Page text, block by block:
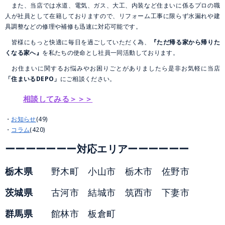
また、当店では水道、電気、ガス、大工、内装など住まいに係るプロの職
人が社員として在籍しておりますので、リフォーム工事に限らず水漏れや建
具調整などの修理や補修も迅速に対応可能です。
皆様にもっと快適に毎日を過ごしていただく為、
『ただ帰る家から帰りた
くなる家へ』 を私たちの使命とし社員一同活動しております。
お住まいに関するお悩みやお困りごとがありましたら是非お気軽に当店
「住まいるDEPO」 にご相談ください。
相談してみる＞＞＞
お知らせ(49)
コラム(420)
ーーーーーーー対応エリアーーーーーー
栃木県野木町 小山市 栃木市 佐野市
茨城県古河市 結城市 筑西市 下妻市
群馬県館林市 板倉町